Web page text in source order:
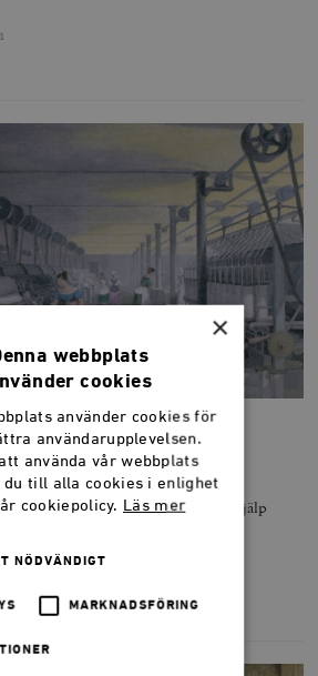
mänskligheten
matematik, har utvecklats med hjälp
×
webbplats
cookies
använder cookies för
användarupplevelsen.
använda vår webbplats
du till alla cookies i enlighet
cookiepolicy. Läs mer
NÖDVÄNDIGT
MARKNADSFÖRING